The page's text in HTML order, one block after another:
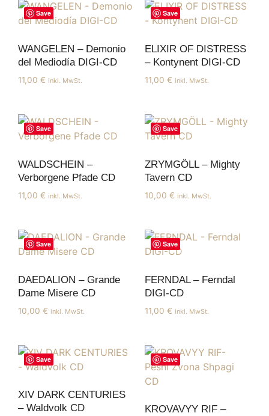
Save
WANGELEN – Demonio
del Mediodía DIGI-CD
11,00 € inkl. MwSt.
Save
ELIXIR OF DISTRESS
– Kontynent DIGI-CD
11,00 € inkl. MwSt.
Save
WALDSCHEIN –
Verborgene Pfade CD
11,00 € inkl. MwSt.
Save
ZRYMGÖLL – Mighty
Tavern CD
10,00 € inkl. MwSt.
Save
DAEDALION – Grande
Dame Misere CD
10,00 € inkl. MwSt.
Save
FERNDAL – Ferndal
DIGI-CD
11,00 € inkl. MwSt.
Save
XIV DARK CENTURIES
– Waldvolk CD
Save
KROVAVYY RIF –